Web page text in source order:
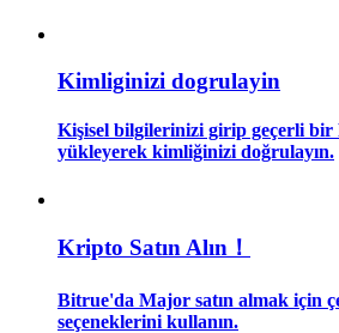
Rehber
Vadeli İşlemler Başlangıç Kılavuzu
Kimliginizi dogrulayin
Kişisel bilgilerinizi girip geçerli bir
yükleyerek kimliğinizi doğrulayın.
Kripto Satın Alın！
Bitrue'da Major satın almak için
seçeneklerini kullanın.